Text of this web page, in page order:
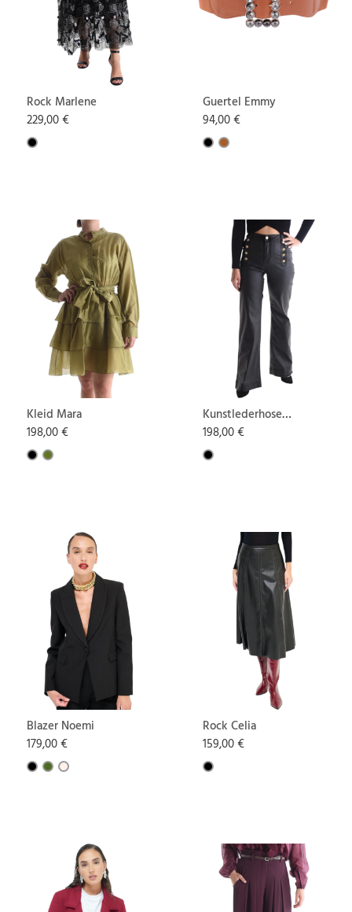
Rock Marlene
229,00 €
Guertel Emmy
94,00 €
Kleid Mara
198,00 €
Kunstlederhose
Alla
198,00 €
Blazer Noemi
179,00 €
Rock Celia
159,00 €